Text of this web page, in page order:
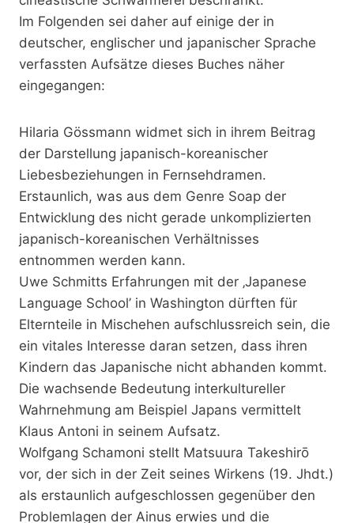
Im Folgenden sei daher auf einige der in
deutscher, englischer und japanischer Sprache
verfassten Aufsätze dieses Buches näher
eingegangen:
Hilaria Gössmann widmet sich in ihrem Beitrag
der Darstellung japanisch-koreanischer
Liebesbeziehungen in Fernsehdramen.
Erstaunlich, was aus dem Genre Soap der
Entwicklung des nicht gerade unkomplizierten
japanisch-koreanischen Verhältnisses
entnommen werden kann.
Uwe Schmitts Erfahrungen mit der ‚Japanese
Language School’ in Washington dürften für
Elternteile in Mischehen aufschlussreich sein, die
ein vitales Interesse daran setzen, dass ihren
Kindern das Japanische nicht abhanden kommt.
Die wachsende Bedeutung interkultureller
Wahrnehmung am Beispiel Japans vermittelt
Klaus Antoni in seinem Aufsatz.
Wolfgang Schamoni stellt Matsuura Takeshirō
vor, der sich in der Zeit seines Wirkens (19. Jhdt.)
als erstaunlich aufgeschlossen gegenüber den
Problemlagen der Ainus erwies und die